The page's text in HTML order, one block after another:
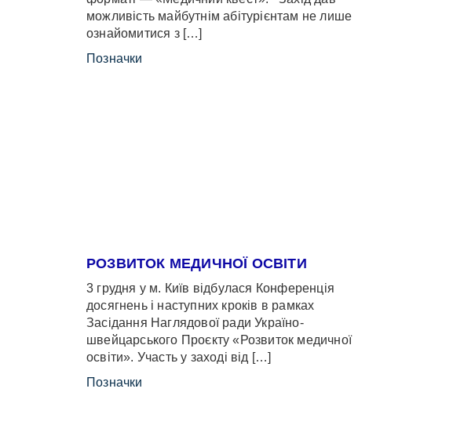
можливість майбутнім абітурієнтам не лише
ознайомитися з […]
Позначки
РОЗВИТОК МЕДИЧНОЇ ОСВІТИ
3 грудня у м. Київ відбулася Конференція
досягнень і наступних кроків в рамках
Засідання Наглядової ради Україно-
швейцарського Проєкту «Розвиток медичної
освіти». Участь у заході від […]
Позначки